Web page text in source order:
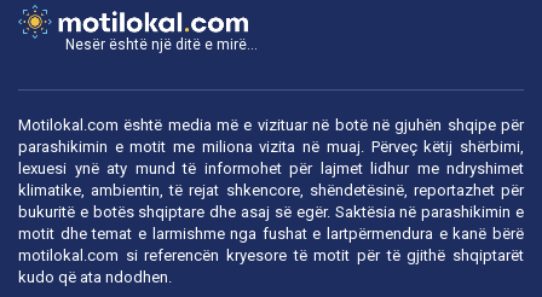
Nesër është një ditë e mirë...
Motilokal.com është media më e vizituar në botë në gjuhën shqipe për
parashikimin e motit me miliona vizita në muaj. Përveç këtij shërbimi,
lexuesi ynë aty mund të informohet për lajmet lidhur me ndryshimet
klimatike, ambientin, të rejat shkencore, shëndetësinë, reportazhet për
bukuritë e botës shqiptare dhe asaj së egër. Saktësia në parashikimin e
motit dhe temat e larmishme nga fushat e lartpërmendura e kanë bërë
motilokal.com si referencën kryesore të motit për të gjithë shqiptarët
kudo që ata ndodhen.